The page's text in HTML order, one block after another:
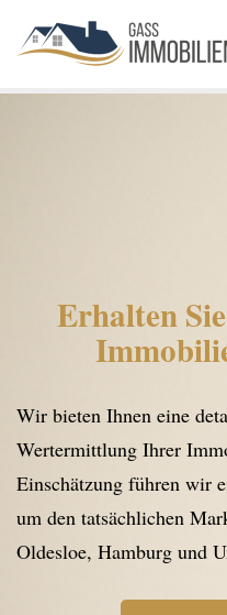
Erhalten
Wir bieten Ihnen eine
Wertermittlung Ihrer
Einschätzung führen wir
um den tatsächlichen
Oldesloe, Hamburg und